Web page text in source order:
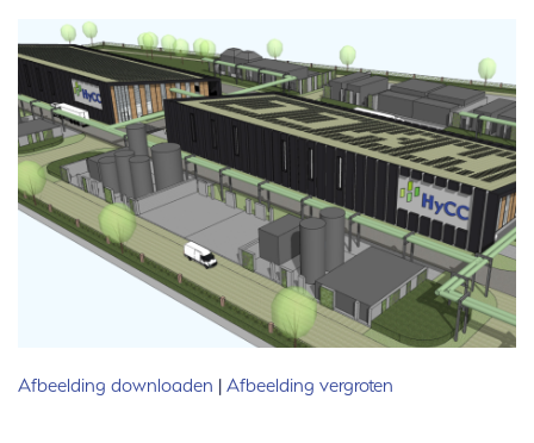
Afbeelding downloaden | Afbeelding vergroten